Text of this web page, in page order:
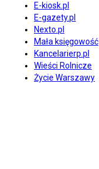
E-kiosk.pl
E-gazety.pl
Nexto.pl
Mała księgowość
Kancelarierp.pl
Wieści Rolnicze
Życie Warszawy